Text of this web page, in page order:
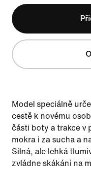
Model speciálně
cestě k novému
části boty a trakce v
mokra i za sucha a
Silná, ale lehká
zvládne skákání na